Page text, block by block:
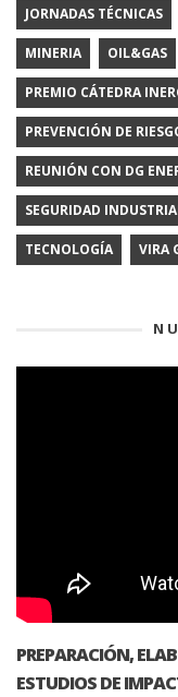
JORNADAS TÉCNICAS
MINERIA OIL&GAS
PREMIO CÁTEDRA
PREVENCIÓN DE
REUNIÓN CON DG
SEGURIDAD
TECNOLOGÍA VIRA
PREPARACIÓN,
ESTUDIOS DE